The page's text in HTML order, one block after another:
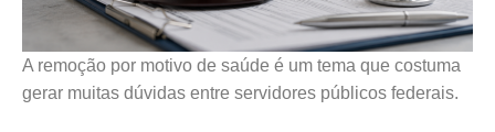
A remoção por motivo de saúde é um tema que costuma
gerar muitas dúvidas entre servidores públicos federais.